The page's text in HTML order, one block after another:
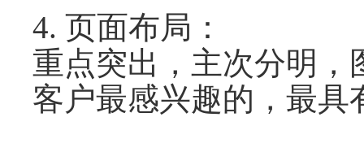
4. 页面布局：
重点突出，主次分明
客户最感兴趣的，最